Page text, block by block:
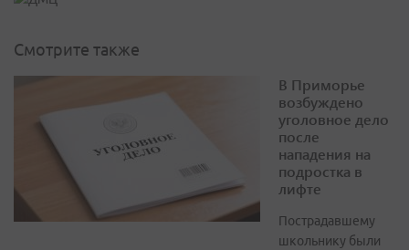
Смотрите также
В Приморье
возбуждено
уголовное дело
после
нападения на
подростка в
лифте
Пострадавшему
школьнику были